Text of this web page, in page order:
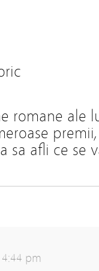
romane ale
sa afli ce se
pm